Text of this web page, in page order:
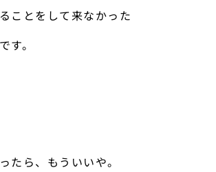
ことをして来なかった
す。
たら、もういいや。